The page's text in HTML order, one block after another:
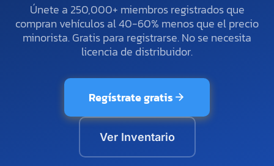
Únete a 250,000+ miembros registrados que
compran vehículos al 40-60% menos que el precio
minorista. Gratis para registrarse. No se necesita
licencia de distribuidor.
Regístrate gratis
Ver Inventario